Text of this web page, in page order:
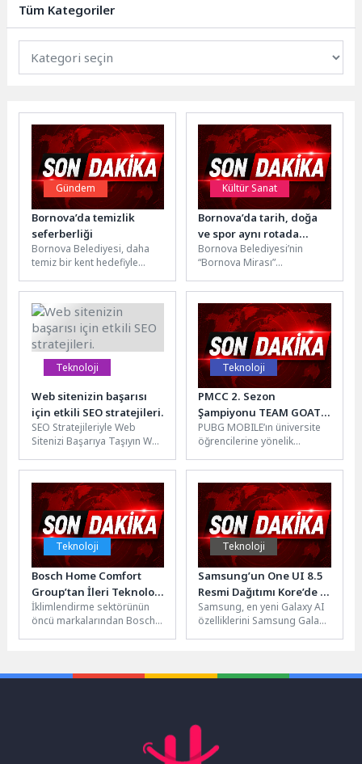
Tüm Kategoriler
Gündem
Bornova’da temizlik
seferberliği
Bornova Belediyesi, daha
temiz bir kent hedefiyle
seferberliği kapsamında
Mevlana Mahallesi'ndeki
sokakları,...
Kültür Sanat
Bornova’da tarih, doğa
ve spor aynı rotada
buluştu
Bornova Belediyesi’nin
“Bornova Mirası”
yürüyüş etkinlikleri,
vatandaşları Yeşilova
Höyüğü, Yassıtepe Höyüğü
ve Dramalılar...
Teknoloji
Web sitenizin başarısı
için etkili SEO stratejileri.
SEO Stratejileriyle Web
Sitenizi Başarıya Taşıyın Web
SEO stratejilerini doğru bir...
Teknoloji
PMCC 2. Sezon
Şampiyonu TEAM GOAT
Oldu
PUBG MOBILE’ın üniversite
öğrencilerine yönelik
Campus Championship’ın 1
milyon TL ödül havuzlu...
Teknoloji
Bosch Home Comfort
Group’tan İleri Teknoloji
Hava Temizleme
Cihazları
İklimlendirme sektörünün
öncü markalarından Bosch
Teknoloji
Samsung’un One UI 8.5
Resmi Dağıtımı Kore’de 6
Mayıs’ta Başladı
Samsung, en yeni Galaxy AI
özelliklerini Samsung Galaxy